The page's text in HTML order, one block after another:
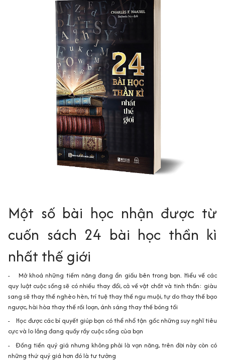
Một số bài học nhận được từ
cuốn sách 24 bài học thần kì
nhất thế giới
- Mở khoá những tiềm năng đang ẩn giấu bên trong bạn. Hiểu về các
quy luật cuộc sống sẽ có nhiều thay đổi, cả về vật chất và tinh thần: giàu
sang sẽ thay thế nghèo hèn, trí tuệ thay thế ngu muội, tự do thay thế bạo
ngược, hài hòa thay thế rối loạn, ánh sáng thay thế bóng tối
- Học được các bí quyết giúp bạn có thể nhổ tận gốc những suy nghĩ tiêu
cực và lo lắng đang quấy rầy cuộc sống của bạn
- Đồng tiền quý giá nhưng không phải là vạn năng, trên đời này còn có
những thứ quý giá hơn đó là tư tưởng